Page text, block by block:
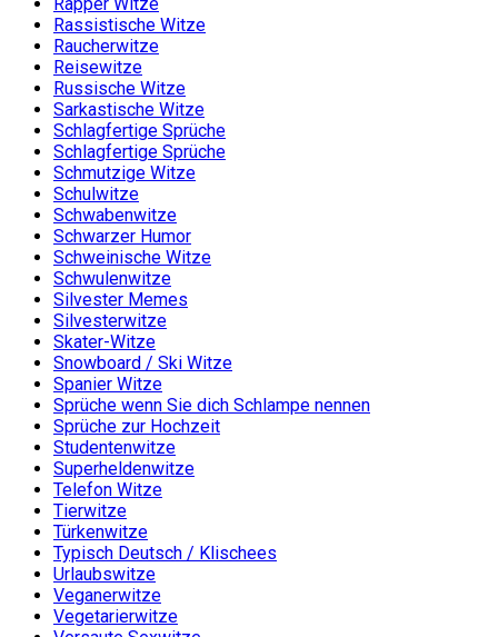
Rassistische Witze
Raucherwitze
Reisewitze
Russische Witze
Sarkastische Witze
Schlagfertige Sprüche
Schlagfertige Sprüche
Schmutzige Witze
Schulwitze
Schwabenwitze
Schwarzer Humor
Schweinische Witze
Schwulenwitze
Silvester Memes
Silvesterwitze
Skater-Witze
Snowboard / Ski Witze
Spanier Witze
Sprüche wenn Sie dich Schlampe nennen
Sprüche zur Hochzeit
Studentenwitze
Superheldenwitze
Telefon Witze
Tierwitze
Türkenwitze
Typisch Deutsch / Klischees
Urlaubswitze
Veganerwitze
Vegetarierwitze